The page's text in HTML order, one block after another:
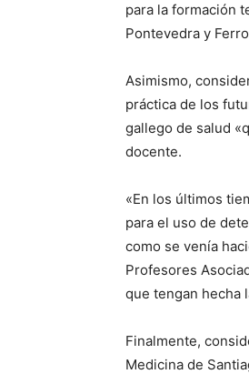
para la formación
Pontevedra y
Asimismo,
práctica de los
gallego de salud
docente.
«En los últimos
para el uso de
como se venía
Profesores
que tengan hecha
Finalmente,
Medicina de